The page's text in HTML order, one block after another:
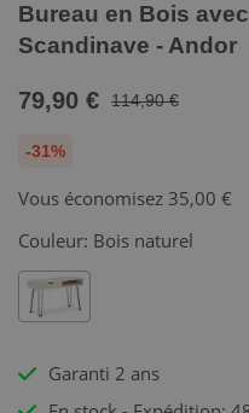
Bureau en Bois
Scandinave - Andor
79,90 € 114,90 €
-31%
Vous économisez 35,00 €
Couleur: Bois naturel
Garanti 2 ans